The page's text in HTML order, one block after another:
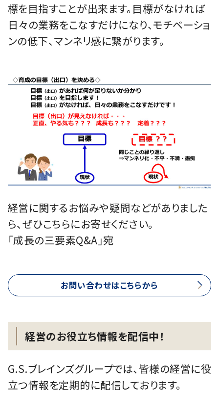
標を目指すことが出来ます。目標がなければ
日々の業務をこなすだけになり、モチベーショ
ンの低下、マンネリ感に繋がります。
経営に関するお悩みや疑問などがありました
ら、ぜひこちらにお寄せください。
「成長の三要素Q&A」宛
お問い合わせはこちらから
経営のお役立ち情報を配信中！
G.S.ブレインズグループでは、皆様の経営に役
立つ情報を定期的に配信しております。